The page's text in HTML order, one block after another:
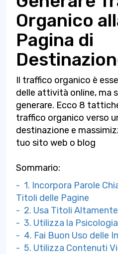
Organico
Pagina di
Il traffico organico è
delle attività online, ma
generare. Ecco 8
traffico organico verso
destinazione e
tuo sito web o blog
Sommario:
- 1. Incorpora Parole
Titoli delle Pagine
- 2. Usa Titoli
- 3. Utilizza la
- 4. Fai Buon Uso delle
- 5. Utilizza Contenuti